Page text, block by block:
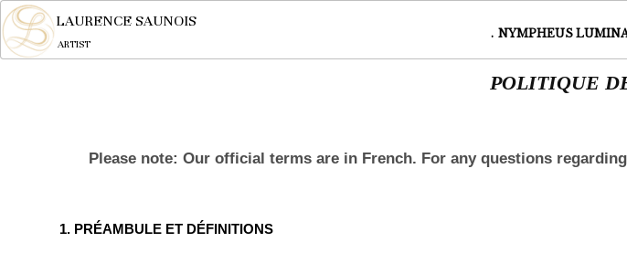
LAURENCE SAUNOIS
ARTIST
. NYMPHEUS
POLITIQUE
Please note: Our official terms are in French. For any questions
1. PRÉAMBULE ET DÉFINITIONS